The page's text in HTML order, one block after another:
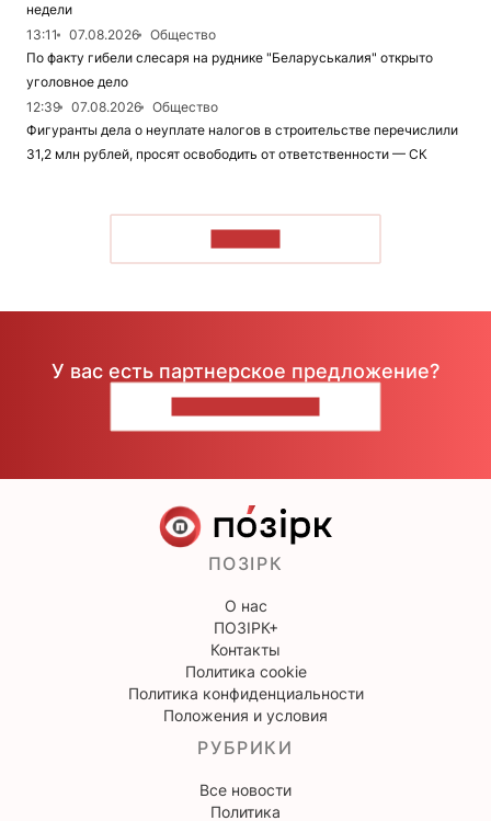
недели
13:11
07.08.2026
Общество
По факту гибели слесаря на руднике "Беларуськалия" открыто
уголовное дело
12:39
07.08.2026
Общество
Фигуранты дела о неуплате налогов в строительстве перечислили
31,2 млн рублей, просят освободить от ответственности — СК
У вас есть партнерское предложение?
ПОЗІРК
О нас
ПОЗІРК+
Контакты
Политика cookie
Политика конфиденциальности
Положения и условия
РУБРИКИ
Все новости
Политика